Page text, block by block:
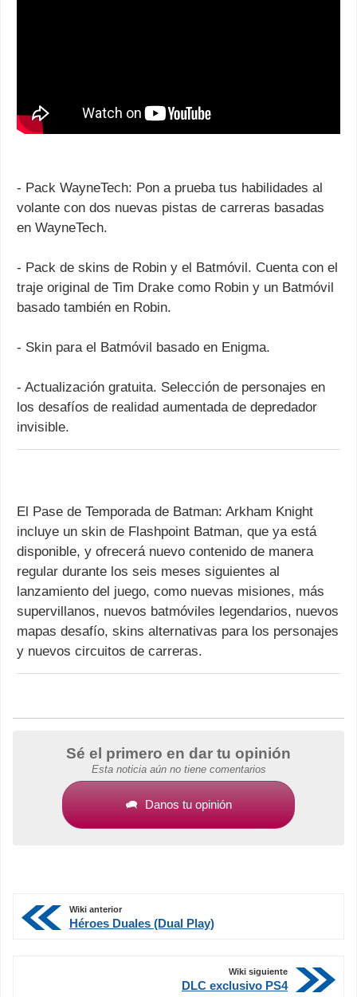
- Pack WayneTech: Pon a prueba tus habilidades al
volante con dos nuevas pistas de carreras basadas
en WayneTech.
- Pack de skins de Robin y el Batmóvil. Cuenta con el
traje original de Tim Drake como Robin y un Batmóvil
basado también en Robin.
- Skin para el Batmóvil basado en Enigma.
- Actualización gratuita. Selección de personajes en
los desafíos de realidad aumentada de depredador
invisible.
El Pase de Temporada de Batman: Arkham Knight
incluye un skin de Flashpoint Batman, que ya está
disponible, y ofrecerá nuevo contenido de manera
regular durante los seis meses siguientes al
lanzamiento del juego, como nuevas misiones, más
supervillanos, nuevos batmóviles legendarios, nuevos
mapas desafío, skins alternativas para los personajes
y nuevos circuitos de carreras.
Sé el primero en dar tu opinión
Esta noticia aún no tiene comentarios
Danos tu opinión
Wiki anterior
Héroes Duales (Dual Play)
Wiki siguiente
DLC exclusivo PS4